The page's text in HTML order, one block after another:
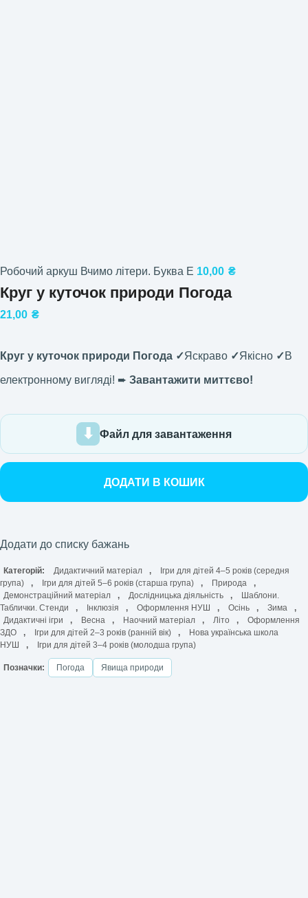
Робочий аркуш Вчимо літери. Буква Е 10,00 ₴
Круг у куточок природи Погода
21,00 ₴
Круг у куточок природи Погода ✓Яскраво ✓Якісно ✓В
електронному вигляді! ➨ Завантажити миттєво!
Файл для завантаження
ДОДАТИ В КОШИК
Додати до списку бажань
Категорій: Дидактичний матеріал ,
Ігри для дітей 4–5 років (середня
група)
, Ігри для дітей 5–6 років (старша група) , Природа
,
Демонстраційний матеріал
, Дослідницька діяльність ,
Шаблони.
Таблички. Стенди
, Інклюзія , Оформлення НУШ , Осінь , Зима
,
Дидактичні ігри
, Весна , Наочний матеріал , Літо ,
Оформлення
ЗДО
, Ігри для дітей 2–3 років (ранній вік) ,
Нова українська школа
НУШ
, Ігри для дітей 3–4 років (молодша група)
Позначки: Погода Явища природи